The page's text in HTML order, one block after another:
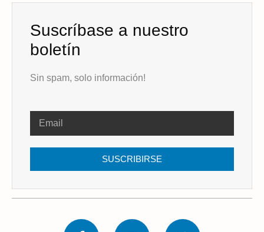
Suscríbase a nuestro
boletín
Sin spam, solo información!
SUSCRIBIRSE